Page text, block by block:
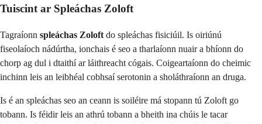
Tuiscint ar Spleáchas Zoloft
Tagraíonn spleáchas Zoloft do spleáchas fisiciúil. Is oiriúnú
fiseolaíoch nádúrtha, ionchais é seo a tharlaíonn nuair a bhíonn do
chorp ag dul i dtaithí ar láithreacht cógais. Coigeartaíonn do cheimic
inchinn leis an leibhéal cobhsaí serotonin a sholáthraíonn an druga.
Is é an spleáchas seo an ceann is soiléire má stopann tú Zoloft go
tobann. Is féidir leis an athrú tobann a bheith ina chúis le tacar